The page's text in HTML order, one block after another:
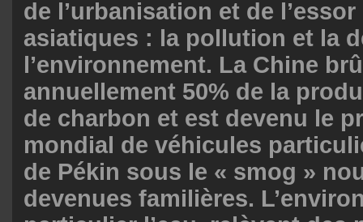
de l’urbanisation et de
asiatiques : la pollution et la
l’environnement. La Chine
annuellement 50% de la
de charbon et est devenu le
mondial de véhicules
de Pékin sous le « smog »
devenues familières.